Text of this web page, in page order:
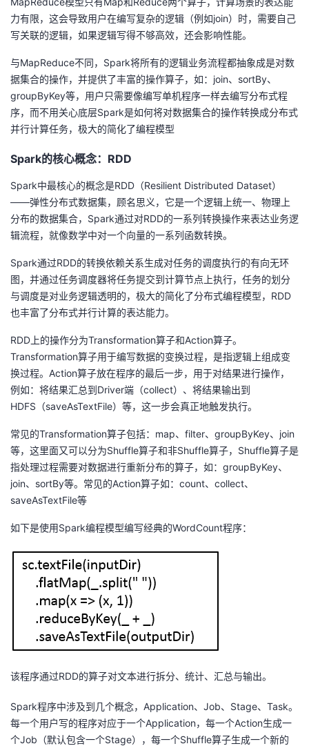
我
的
课
程
我
的
认
证
我
的
实
我
的
藏
技
术
支
持
的
云
声
建
议
力有限，这会导致用户在编写复杂的逻辑（例如join）时，需要自己
写关联的逻辑，如果逻辑写得不够高效，还会影响性能。
与MapReduce不同，Spark将所有的逻辑业务流程都抽象成是对数
据集合的操作，并提供了丰富的操作算子，如：join、sortBy、
groupByKey等，用户只需要像编写单机程序一样去编写分布式程
序，而不用关心底层Spark是如何将对数据集合的操作转换成分布式
并行计算任务，极大的简化了编程模型
Spark的核心概念：RDD
Spark中最核心的概念是RDD（Resilient Distributed Dataset）
——弹性分布式数据集，顾名思义，它是一个逻辑上统一、物理上
分布的数据集合，Spark通过对RDD的一系列转换操作来表达业务逻
辑流程，就像数学中对一个向量的一系列函数转换。
Spark通过RDD的转换依赖关系生成对任务的调度执行的有向无环
图，并通过任务调度器将任务提交到计算节点上执行，任务的划分
与调度是对业务逻辑透明的，极大的简化了分布式编程模型，RDD
也丰富了分布式并行计算的表达能力。
RDD上的操作分为Transformation算子和Action算子。
Transformation算子用于编写数据的变换过程，是指逻辑上组成变
换过程。Action算子放在程序的最后一步，用于对结果进行操作，
例如：将结果汇总到Driver端（collect）、将结果输出到
HDFS（saveAsTextFile）等，这一步会真正地触发执行。
常见的Transformation算子包括：map、filter、groupByKey、join
等，这里面又可以分为Shuffle算子和非Shuffle算子，Shuffle算子是
指处理过程需要对数据进行重新分布的算子，如：groupByKey、
join、sortBy等。常见的Action算子如：count、collect、
saveAsTextFile等
如下是使用Spark编程模型编写经典的WordCount程序：
该程序通过RDD的算子对文本进行拆分、统计、汇总与输出。
Spark程序中涉及到几个概念，Application、Job、Stage、Task。
每一个用户写的程序对应于一个Application，每一个Action生成一
个Job（默认包含一个Stage），每一个Shuffle算子生成一个新的